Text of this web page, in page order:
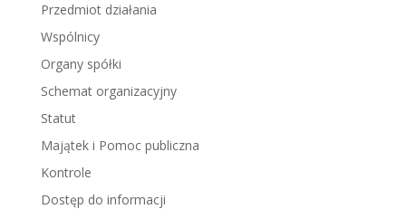
Przedmiot działania
Wspólnicy
Organy spółki
Schemat organizacyjny
Statut
Majątek i Pomoc publiczna
Kontrole
Dostęp do informacji